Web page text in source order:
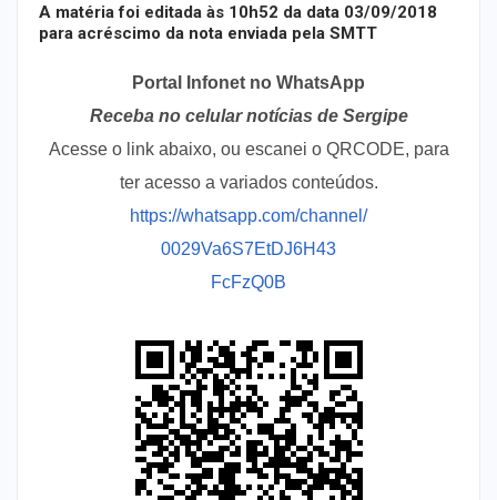
A matéria foi editada às 10h52 da data 03/09/2018
para acréscimo da nota enviada pela SMTT
Portal Infonet no WhatsApp
Receba no celular notícias de Sergipe
Acesse o link abaixo, ou escanei o QRCODE, para
ter acesso a variados conteúdos.
https://whatsapp.com/channel/
0029Va6S7EtDJ6H43
FcFzQ0B